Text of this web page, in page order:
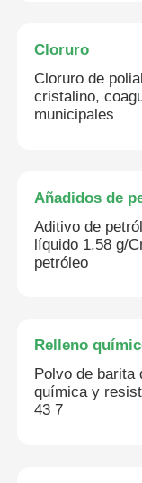
Cloruro
Cloruro de
cristalino,
municipales
Añadidos de
Aditivo de
líquido 1.58 g/
petróleo
Relleno
Polvo de barita
química y
43 7